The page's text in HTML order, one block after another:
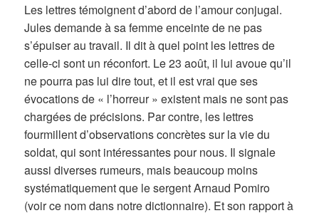
Les lettres témoignent d’abord de l’amour conjugal.
Jules demande à sa femme enceinte de ne pas
s’épuiser au travail. Il dit à quel point les lettres de
celle-ci sont un réconfort. Le 23 août, il lui avoue qu’il
ne pourra pas lui dire tout, et il est vrai que ses
évocations de « l’horreur » existent mais ne sont pas
chargées de précisions. Par contre, les lettres
fourmillent d’observations concrètes sur la vie du
soldat, qui sont intéressantes pour nous. Il signale
aussi diverses rumeurs, mais beaucoup moins
systématiquement que le sergent Arnaud Pomiro
(voir ce nom dans notre dictionnaire). Et son rapport à